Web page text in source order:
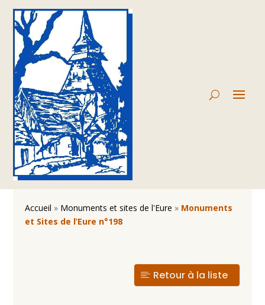
Accueil » Monuments et sites de l'Eure » Monuments
et Sites de l’Eure n°198
Retour à la liste